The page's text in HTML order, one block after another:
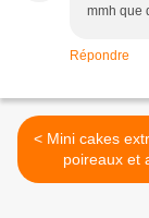
mmh que
Répondre
< Mini cakes extra light aux
poireaux et